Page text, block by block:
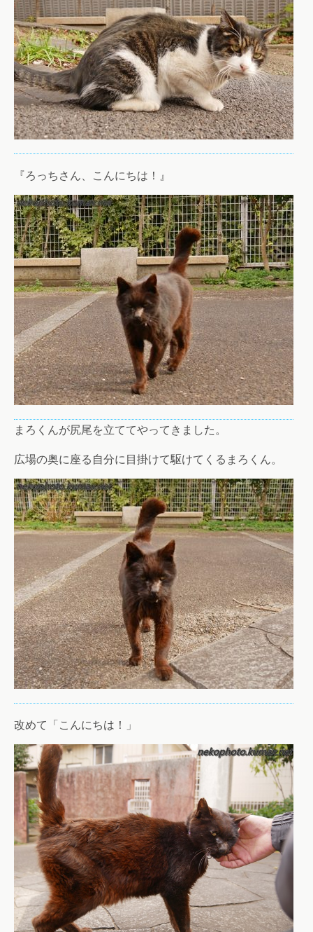
『ろっちさん、こんにちは！』
まろくんが尻尾を立ててやってきました。
広場の奥に座る自分に目掛けて駆けてくるまろくん。
改めて「こんにちは！」